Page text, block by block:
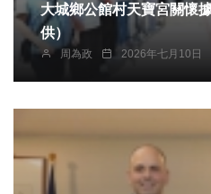
大城鄉公館村天寶宮關懷
供）
周為政 2026年七月10日